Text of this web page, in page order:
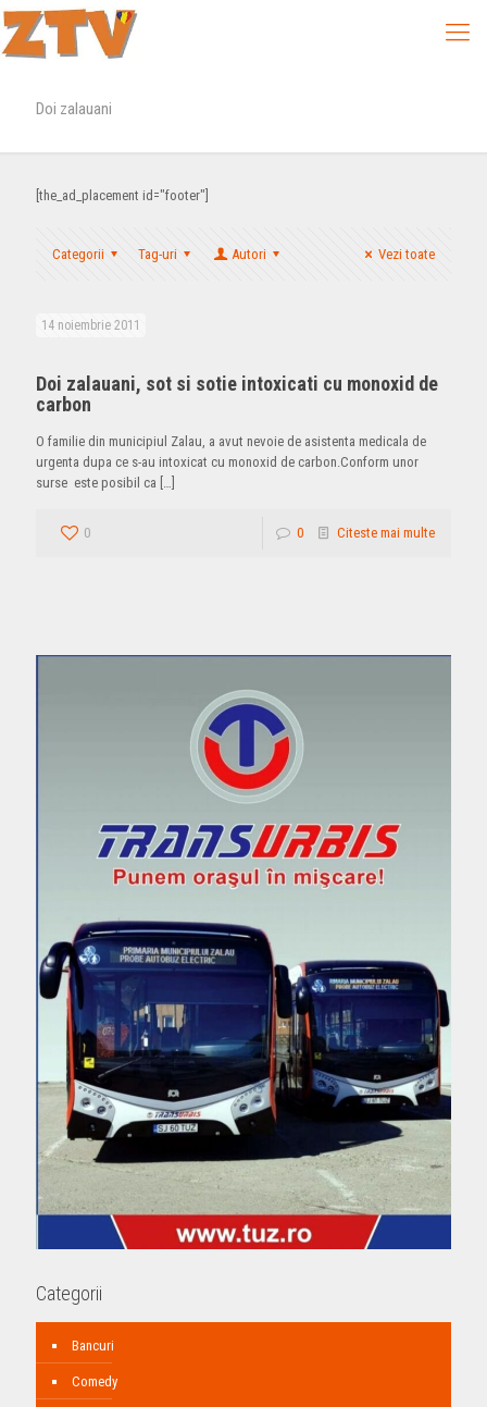
Doi zalauani
[the_ad_placement id="footer"]
Categorii Tag-uri Autori Vezi toate
14 noiembrie 2011
Doi zalauani, sot si sotie intoxicati cu monoxid de
carbon
O familie din municipiul Zalau, a avut nevoie de asistenta medicala de
urgenta dupa ce s-au intoxicat cu monoxid de carbon.Conform unor
surse este posibil ca […]
0 0 Citeste mai multe
Categorii
Bancuri
Comedy